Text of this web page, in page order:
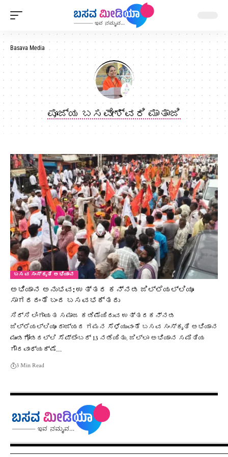
Basava Media
ಪೂಜ್ಯ ಬಸವೇಶ್ವರಿ ಮಾತಾಜಿ
ಬಸವ ಸಂಸ್ಕೃತಿ ಅಭಿಯಾನ
ಅಭಿಯಾನ ಅನುಭವ: ಉತ್ತರ ಕನ್ನಡ ಜಿಲ್ಲೆಯಲ್ಲಿಯೂ
ಸಾಗರದಂತೆ ಬಂದ ಬಸವಭಕ್ತರು
ಸಿರ್ಸಿ ಲಿಂಗಾಯತ ಸಮಾಜ ಕಡಿಮೆಯಿರುವ ಉತ್ತರಕನ್ನಡ
ಜಿಲ್ಲೆಯಲ್ಲಿಯೂ ರಾಜ್ಯದ ಗಮನ ಸೆಳೆಯುವಂತೆ ಬಸವ ಸಂಸ್ಕೃತಿ ಅಭಿಯಾನ
ಮುಂಡಗೋಡದಲ್ಲಿ ಸೆಪ್ಟೆಂಬರ್ 13 ನಡೆಯಿತು. ಜಿಲ್ಲಾ ಅಭಿಯಾನ ಸಮಿತಿಯ
ಗೌರವಾಧ್ಯಕ್ಷೆ…
3 Min Read